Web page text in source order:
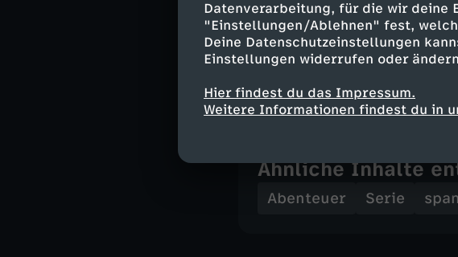
Datenverarbeitung, für die wir deine
"Einstellungen/Ablehnen" fest,
Deine Datenschutzeinstellungen
Einstellungen widerrufen oder
Hier findest du das Impressum.
Weitere Informationen findest du in
Stab
Ähnliche Inhalte
Abenteuer Serie